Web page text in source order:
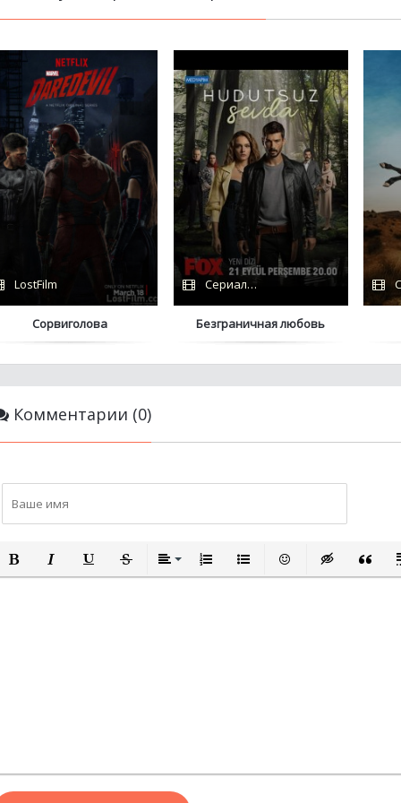
LostFilm
Сорвиголова
Сериалы 2024 / Дубляж / FOX
Безграничная любовь
Комментарии (0)
КУРСИВПОДЧЕРКНУТЫЙ
ЗАЧЕРКНУТЫЙВЫРАВНИВАНИЕ
НУМЕРОВАННЫЙ СПИСОК
МАРКИРОВАННЫЙ
ВСТАВИТЬВСТАВКА